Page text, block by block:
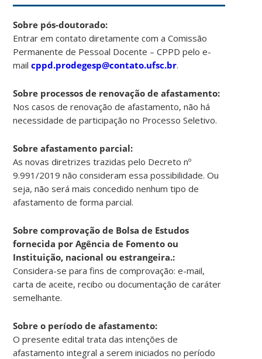
Sobre pós-doutorado:
Entrar em contato diretamente com a Comissão
Permanente de Pessoal Docente – CPPD pelo e-
mailcppd.prodegesp@contato.ufsc.br.
Sobre processos de renovação de afastamento:
Nos casos de renovação de afastamento, não há
necessidade de participação no Processo Seletivo.
Sobre afastamento parcial:
As novas diretrizes trazidas pelo Decreto nº
9.991/2019 não consideram essa possibilidade. Ou
seja, não será mais concedido nenhum tipo de
afastamento de forma parcial.
Sobre comprovação de Bolsa de Estudos
fornecida por Agência de Fomento ou
Instituição, nacional ou estrangeira.:
Considera-se para fins de comprovação: e-mail,
carta de aceite, recibo ou documentação de caráter
semelhante.
Sobre o período de afastamento:
O presente edital trata das intenções de
afastamento integral a serem iniciados no período